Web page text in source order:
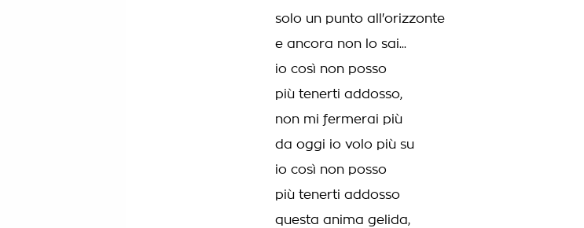
solo un punto all'orizzonte
e ancora non lo sai...
io così non posso
più tenerti addosso,
non mi fermerai più
da oggi io volo più su
io così non posso
più tenerti addosso
questa anima gelida,